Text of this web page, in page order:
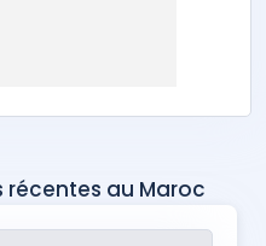
récentes au Maroc